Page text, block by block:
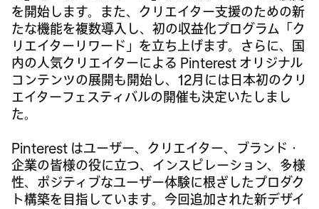
を開始します。また、クリエイター支援のための新
たな機能を複数導入し、初の収益化プログラム「ク
リエイターリワード」を立ち上げます。さらに、国
内の人気クリエイターによる Pinterest オリジナル
コンテンツの展開も開始し、12月には日本初のクリ
エイターフェスティバルの開催も決定いたしまし
た。
Pinterest はユーザー、クリエイター、ブランド・
企業の皆様の役に立つ、インスピレーション、多様
性、ポジティブなユーザー体験に根ざしたプロダク
ト構築を目指しています。今回追加された新デザイ